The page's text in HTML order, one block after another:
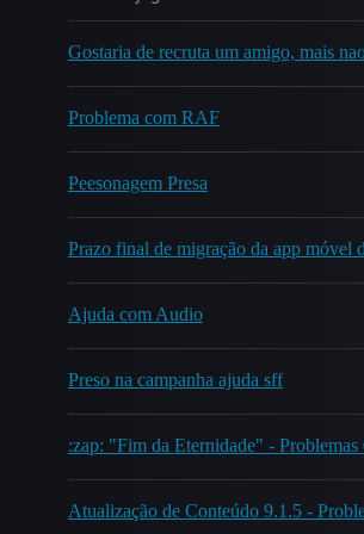
Gostaria de recruta um amigo, mais
Problema com RAF
Peesonagem Presa
Prazo final de migração da app móvel
Ajuda com Audio
Preso na campanha ajuda sff
:zap: "Fim da Eternidade" - Problemas
Atualização de Conteúdo 9.1.5 -